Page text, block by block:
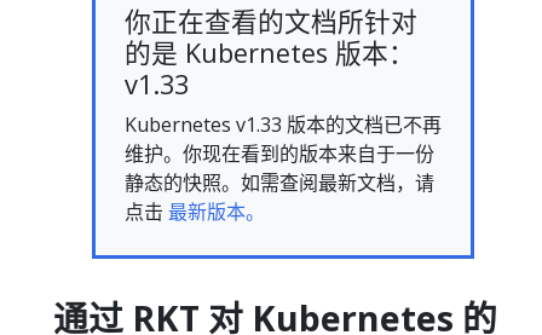
你正在查看的文档所针对
的是 Kubernetes 版本：
v1.33
Kubernetes v1.33 版本的文档已不再
维护。你现在看到的版本来自于一份
静态的快照。如需查阅最新文档，请
点击 最新版本。
通过 RKT 对 Kubernetes 的